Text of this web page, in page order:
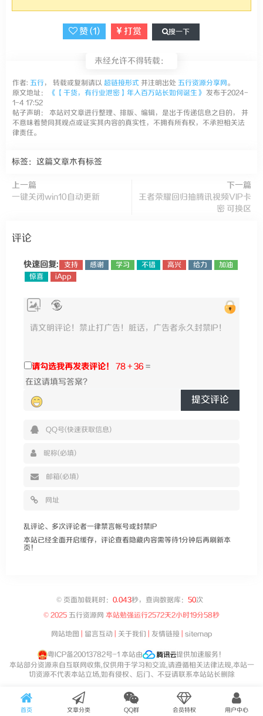
赞 (1 ) 打赏 搜一下
未经允许不得转载：
作者: 五行， 转载或复制请以 超链接形式 并注明出处 五行资源分享网。
原文地址：
《【干货，有行业泄密】年入百万站长如何诞生》 发布于2024-
1-4 17:52
帖子声明： 本站对文章进行整理、排版、编辑，是出于传递信息之目的， 并
不意味着赞同其观点或证实其内容的真实性，不拥有所有权，不承担相关法
律责任。
标签：这篇文章木有标签
上一篇
一键关闭win10自动更新
下一篇
王者荣耀回归抽腾讯视频VIP卡
密 可换区
评论
快速回复: 支持 感谢 学习 不错 高兴 给力
加油
惊喜
iApp
请勾选我再发表评论！ 78 + 36 =
提交评论
乱评论、多次评论者一律禁言帐号或封禁IP
本站已经全面开启缓存，评论查看隐藏内容需等待1分钟后再刷新本
页！
© 页面加载耗时： 0.043秒，查询数据库： 50次
© 2025 五行资源网 本站勉强运行2572天2小时19分58秒
网站地图 留言互动 关于我们 友情链接| sitemap
粤ICP备20013782号-1 本站由
提供加速服务！
本站部分资源来自互联网收集,仅供用于学习和交流,请遵循相关法律法规,本站一
切资源不代表本站立场,如有侵权、后门、不妥请联系本站站长删除
首页 文章分类 QQ群 会员特权 用户中心